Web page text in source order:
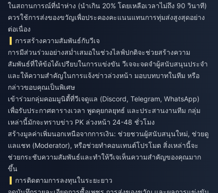
ในสถานการณ์ที่นำห่าง (นำเกิน 20% โดยเหลือเวลาไม่ถึง 90 วินาที)
ควรใช้การส่งของขวัญเพื่อประคองคะแนนแทนการทุ่มส่งสูงสุดอย่าง
ต่อเนื่อง
การสร้างความสัมพันธ์กับวีเจ
การมีส่วนร่วมอย่างสม่ำเสมอในช่วงไลฟ์ปกติจะช่วยสร้างความ
สัมพันธ์ที่ให้ข้อได้เปรียบในการแข่งขัน วีเจจะจดจำผู้สนับสนุนประจำ
และให้ความสำคัญในการแจ้งข่าวล่วงหน้า มอบบทบาทในทีม หรือ
กล่าวขอบคุณเป็นพิเศษ
เข้าร่วมกลุ่มคอมมูนิตี้ที่วีเจดูแล (Discord, Telegram, WhatsApp)
เพื่อรับประกาศตารางเวลา พูดคุยกลยุทธ์ และประสานงานทีม กลุ่ม
เหล่านี้มักจะทราบข่าว PK ล่วงหน้า 24-48 ชั่วโมง
สร้างมูลค่าเพิ่มนอกเหนือจากการเงิน: ช่วยชวนผู้สนับสนุนใหม่, ช่วยดู
แลแชท (Moderator), หรือช่วยทำคอนเทนต์โปรโมต สิ่งเหล่านี้จะ
ช่วยกระชับความสัมพันธ์และทำให้วีเจเห็นความสำคัญของคุณมาก
ขึ้น
การติดตามการลงทุนในระยะยาว